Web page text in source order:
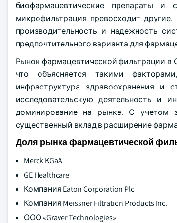
биофармацевтические препараты и
микрофильтрация превосходит
производительность и надежность
предпочтительного варианта для
Рынок фармацевтической фильтрации в
что объясняется такими
инфраструктура здравоохранения и
исследовательскую деятельность и
доминирование на рынке. С учетом
существенный вклад в расширение
Доля рынка фармацевтической
Merck KGaA
GE Healthcare
Компания Eaton Corporation Plc
Компания Meissner Filtration Products Inc.
ООО «Graver Technologies»